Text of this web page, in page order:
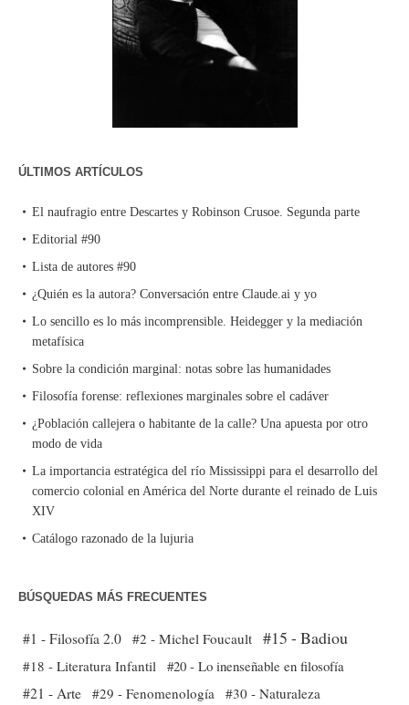
ÚLTIMOS ARTÍCULOS
El naufragio entre Descartes y Robinson Crusoe. Segunda parte
Editorial #90
Lista de autores #90
¿Quién es la autora? Conversación entre Claude.ai y yo
Lo sencillo es lo más incomprensible. Heidegger y la mediación
metafísica
Sobre la condición marginal: notas sobre las humanidades
Filosofía forense: reflexiones marginales sobre el cadáver
¿Población callejera o habitante de la calle? Una apuesta por otro
modo de vida
La importancia estratégica del río Mississippi para el desarrollo del
comercio colonial en América del Norte durante el reinado de Luis
XIV
Catálogo razonado de la lujuria
BÚSQUEDAS MÁS FRECUENTES
#1 - Filosofía 2.0 #2 - Michel Foucault #15 - Badiou
#18 - Literatura Infantil #20 - Lo inenseñable en filosofía
#21 - Arte #29 - Fenomenología
#30 - Naturaleza